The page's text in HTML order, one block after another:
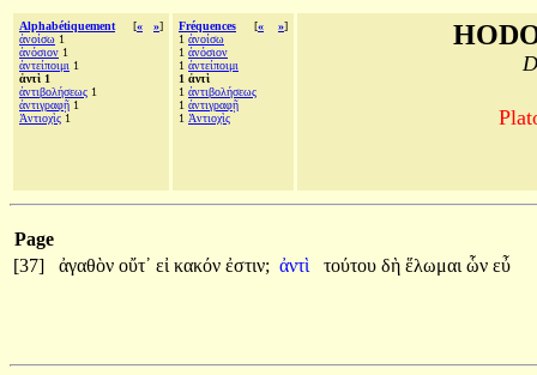
Alphabétiquement [« »]
ἀνοίσω 1
ἀνόσιον 1
ἀντείποιμι 1
ἀντὶ 1
ἀντιβολήσεως 1
ἀντιγραφῇ 1
Ἀντιοχὶς 1
Fréquences [« »]
1 ἀνοίσω
1 ἀνόσιον
1 ἀντείποιμι
1 ἀντὶ
1 ἀντιβολήσεως
1 ἀντιγραφῇ
1 Ἀντιοχὶς
Page
[37]
ἀγαθὸν οὔτ᾽ εἰ κακόν ἐστιν; ἀντὶ τούτου δὴ ἕλωμαι ὧν εὖ